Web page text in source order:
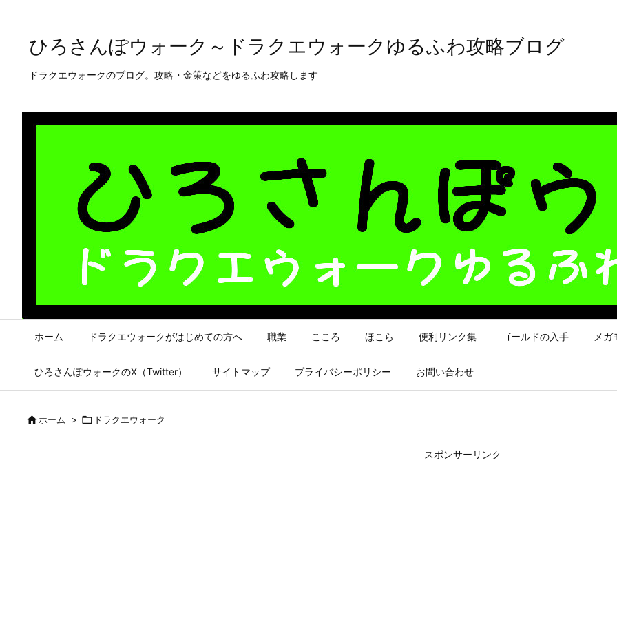
ひろさんぽウォーク～ドラクエウォークゆるふわ攻略ブログ
ドラクエウォークのブログ。攻略・金策などをゆるふわ攻略します
ホーム ドラクエウォークがはじめての方へ 職業 こころ ほこら 便利リンク集 ゴールドの入手 メガ
ひろさんぽウォークのX（Twitter） サイトマップ プライバシーポリシー お問い合わせ
ホーム >  ドラクエウォーク
スポンサーリンク